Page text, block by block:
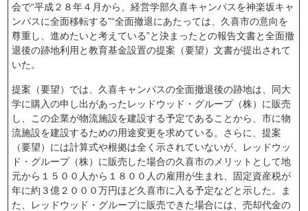
会で“平成２８年４月から、経営学部久喜キャンパスを神楽坂キャ
ンパスに全面移転する”“全面撤退にあたっては、久喜市の意向を
尊重し、進めたいと考えている”と決まったとの報告文書と全面撤
退後の跡地利用と教育基金設置の提案（要望）文書が提出されて
いた。
提案（要望）では、久喜キャンパスの全面撤退後の跡地は、同大
学に購入の申し出があったレッドウッド・グループ（株）に販売
し、この企業が物流施設を建設する予定であることから、市に物
流施設を建設するための用途変更を求めている。さらに、提案
（要望）には計算式や根拠は全く示されていないが、レッドウッ
ド・グループ（株）に販売した場合の久喜市のメリットとして地
元から１５００人から１８００人の雇用が生まれ、固定資産税が
年に約３億２０００万円ほど久喜市に入る予定などと示した。ま
た、レッドウッド・グループに販売できた場合には、売却代金の